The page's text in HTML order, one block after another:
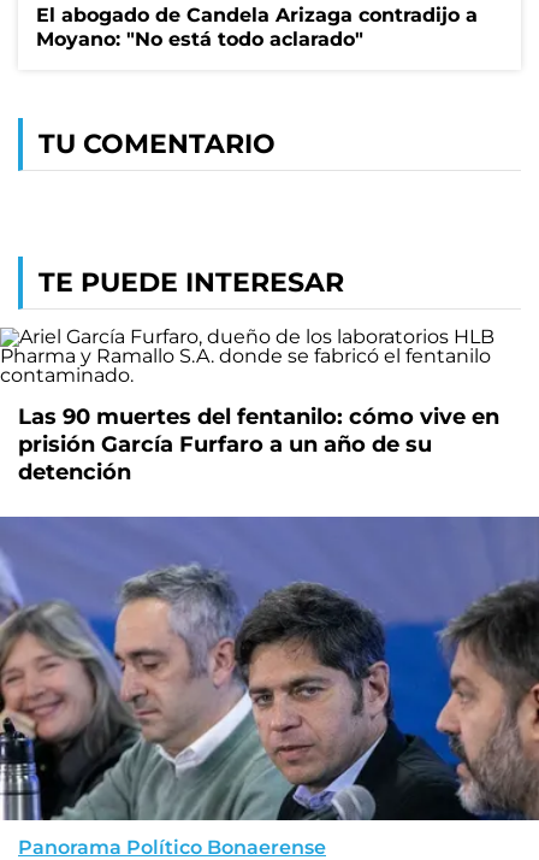
El abogado de Candela Arizaga contradijo a
Moyano: "No está todo aclarado"
TU COMENTARIO
TE PUEDE INTERESAR
Las 90 muertes del fentanilo: cómo vive en
prisión García Furfaro a un año de su
detención
Panorama Político Bonaerense